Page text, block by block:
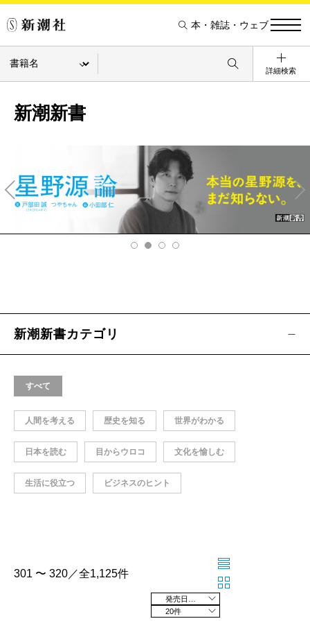
本・雑誌・ウェブ
詳細検索
新潮新書
v
Ne
xt
新潮新書カテゴリ
すべて
人間を考える 歴史を知る 世界がわかる
日本を読む 目からウロコ 文化を愉しむ
生活に役立つ ビジネスのヒント
301 〜 320／全1,125件
20件